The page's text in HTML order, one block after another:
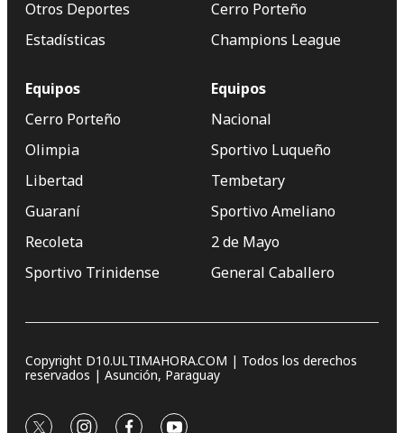
Otros Deportes
Estadísticas
Cerro Porteño
Champions League
Equipos
Cerro Porteño
Olimpia
Libertad
Guaraní
Recoleta
Sportivo Trinidense
Equipos
Nacional
Sportivo Luqueño
Tembetary
Sportivo Ameliano
2 de Mayo
General Caballero
Copyright D10.ULTIMAHORA.COM | Todos los derechos
reservados | Asunción, Paraguay